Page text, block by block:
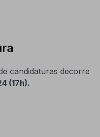
candidaturas decorre
(17h).